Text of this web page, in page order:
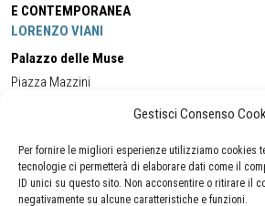
Gestisci Consenso
Per fornire le migliori esperienze utilizziamo cookies
tecnologie ci permetterà di elaborare dati come il
ID unici su questo sito. Non acconsentire o ritirare il
negativamente su alcune caratteristiche e funzioni.
E CONTEMPORANEA
LORENZO VIANI
Palazzo delle Muse
Piazza Mazzini
Cell:+39 338 5714978
Tel:
+39 0584 944580
(orario 09.00/13.00)
Email:gamc@comune.viareggio.lu.it